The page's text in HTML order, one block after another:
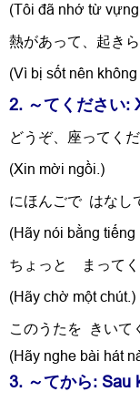
(Tôi đã nhớ từ
熱があって、起き
(Vì bị sốt nên
2. ～てください:
どうぞ、座ってくだ
(Xin mời ngồi.)
にほんごで はなし
(Hãy nói bằng tiếng
ちょっと まってく
(Hãy chờ một
このうたを
きいて
(Hãy nghe bài hát
3. ～てから: Sau